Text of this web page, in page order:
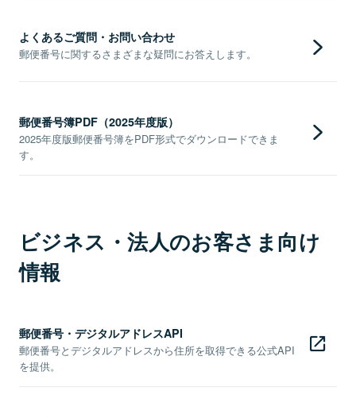
よくあるご質問・お問い合わせ
郵便番号に関するさまざまな疑問にお答えします。
郵便番号簿PDF（2025年度版）
2025年度版郵便番号簿をPDF形式でダウンロードできま
す。
ビジネス・法人のお客さま向け
情報
郵便番号・デジタルアドレスAPI
郵便番号とデジタルアドレスから住所を取得できる公式API
を提供。